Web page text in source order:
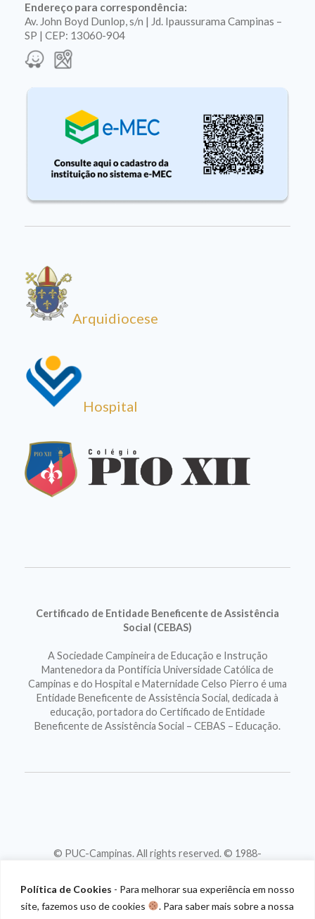
Política de Cookies - Para melhorar sua experiência em nosso
site, fazemos uso de cookies
. Para saber mais sobre a nossa
Endereço para correspondência:
Av. John Boyd Dunlop, s/n | Jd. Ipaussurama Campinas –
SP | CEP: 13060-904
Arquidiocese
Hospital
Certificado de Entidade Beneficente de Assistência
Social (CEBAS)
A Sociedade Campineira de Educação e Instrução
Mantenedora da Pontifícia Universidade Católica de
Campinas e do Hospital e Maternidade Celso Pierro é uma
Entidade Beneficente de Assistência Social, dedicada à
educação, portadora do Certificado de Entidade
Beneficente de Assistência Social – CEBAS – Educação.
© PUC-Campinas. All rights reserved. © 1988-